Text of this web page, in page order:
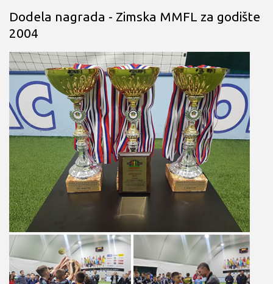
Dodela nagrada - Zimska MMFL za godište
2004